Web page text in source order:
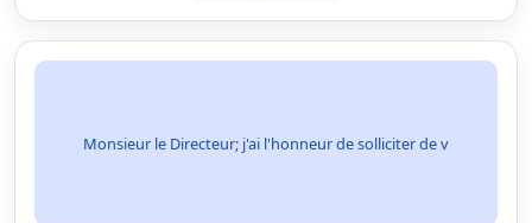
Monsieur le Directeur; j'ai l'honneur de solliciter de v